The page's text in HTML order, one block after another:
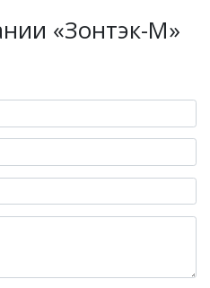
«Зонтэк-М»